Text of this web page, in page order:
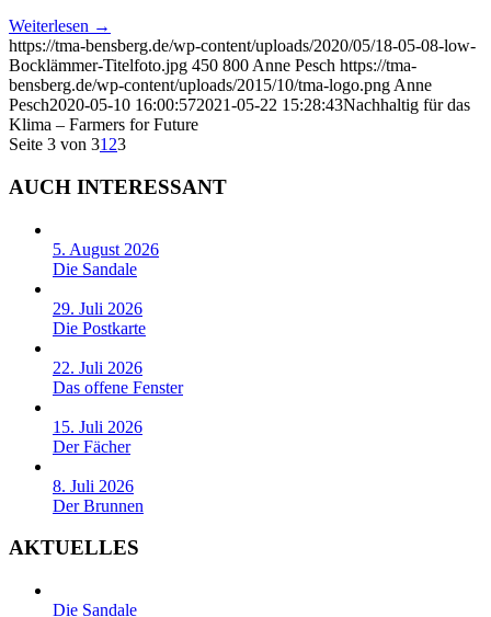
Weiterlesen →
https://tma-bensberg.de/wp-content/uploads/2020/05/18-05-08-low-
Bocklämmer-Titelfoto.jpg 450 800 Anne Pesch https://tma-
bensberg.de/wp-content/uploads/2015/10/tma-logo.png Anne
Pesch2020-05-10 16:00:572021-05-22 15:28:43Nachhaltig für das
Klima – Farmers for Future
Seite 3 von 31 23
AUCH INTERESSANT
5. August 2026
Die Sandale
29. Juli 2026
Die Postkarte
22. Juli 2026
Das offene Fenster
15. Juli 2026
Der Fächer
8. Juli 2026
Der Brunnen
AKTUELLES
Die Sandale